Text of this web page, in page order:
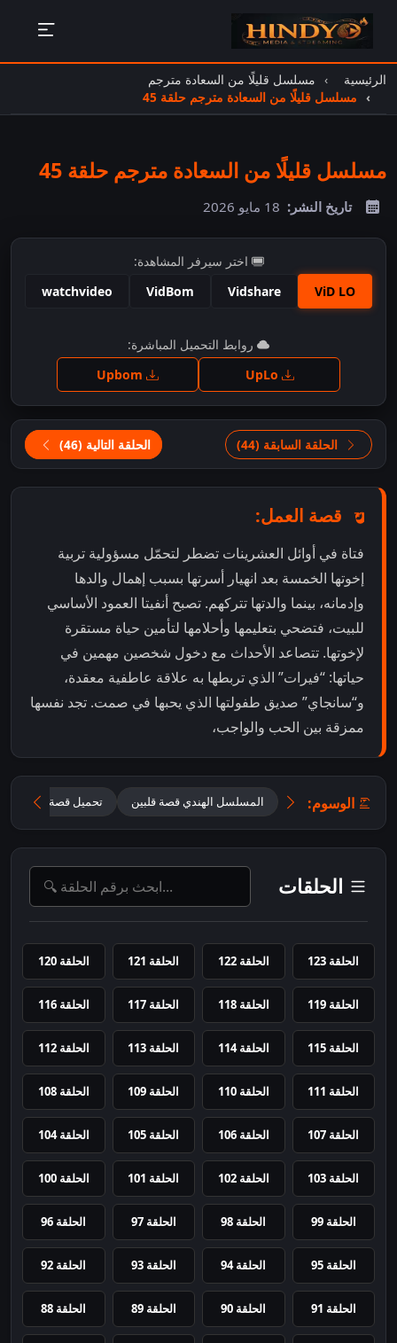
الرئيسية
مسلسل قليلًا من السعادة مترجم
مسلسل قليلًا من السعادة مترجم حلقة 45
مسلسل قليلًا من السعادة مترجم حلقة 45
تاريخ النشر: 18 مايو 2026
اختر سيرفر المشاهدة:
ViD LO
Vidshare
VidBom
watchvideo
اضغط للمشاهدة
روابط التحميل المباشرة:
الحلقة السابقة (44) الحلقة التالية (46)
قصة العمل:
فتاة في أوائل العشرينات تضطر لتحمّل مسؤولية تربية
إخوتها الخمسة بعد انهيار أسرتها بسبب إهمال والدها
وإدمانه، بينما والدتها تتركهم. تصبح أنفيتا العمود الأساسي
للبيت، فتضحي بتعليمها وأحلامها لتأمين حياة مستقرة
لإخوتها. تتصاعد الأحداث مع دخول شخصين مهمين في
حياتها: “فيرات” الذي تربطها به علاقة عاطفية معقدة،
و“سانجاي” صديق طفولتها الذي يحبها في صمت. تجد نفسها
ممزقة بين الحب والواجب،
الوسوم: المسلسل الهندي قصة قلبين تحميل قصة قلبين 2026 مترجم للعربية
الحلقات
الحلقة 123 الحلقة 122 الحلقة 121 الحلقة 120
الحلقة 119 الحلقة 118 الحلقة 117 الحلقة 116
الحلقة 115 الحلقة 114 الحلقة 113 الحلقة 112
الحلقة 111 الحلقة 110 الحلقة 109 الحلقة 108
الحلقة 107 الحلقة 106 الحلقة 105 الحلقة 104
الحلقة 103 الحلقة 102 الحلقة 101 الحلقة 100
الحلقة 99 الحلقة 98 الحلقة 97 الحلقة 96
الحلقة 95 الحلقة 94 الحلقة 93 الحلقة 92
الحلقة 91 الحلقة 90 الحلقة 89 الحلقة 88